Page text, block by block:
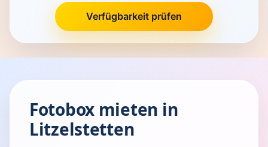
Verfügbarkeit prüfen
Fotobox mieten in
Litzelstetten